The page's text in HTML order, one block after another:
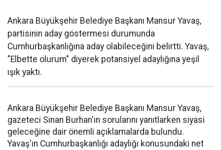
Ankara Büyükşehir Belediye Başkanı Mansur Yavaş,
partisinin aday göstermesi durumunda
Cumhurbaşkanlığına aday olabileceğini belirtti. Yavaş,
"Elbette olurum" diyerek potansiyel adaylığına yeşil
ışık yaktı.
Ankara Büyükşehir Belediye Başkanı Mansur Yavaş,
gazeteci Sinan Burhan'ın sorularını yanıtlarken siyasi
geleceğine dair önemli açıklamalarda bulundu.
Yavaş'ın Cumhurbaşkanlığı adaylığı konusundaki net